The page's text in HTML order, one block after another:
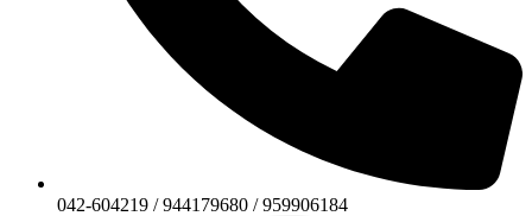
042-604219 / 944179680 / 959906184